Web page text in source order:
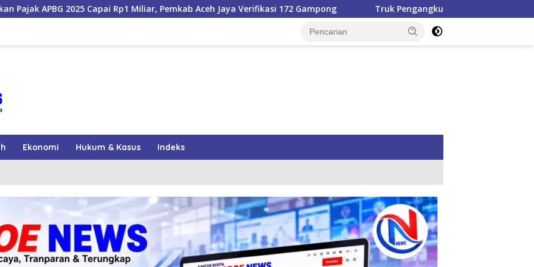
Miliar, Pemkab Aceh Jaya Verifikasi 172 Gampong Truk Pengangkut Material Dinilai Berisiko, YLBH AKA Desak
Ekonomi Hukum & Kasus Indeks